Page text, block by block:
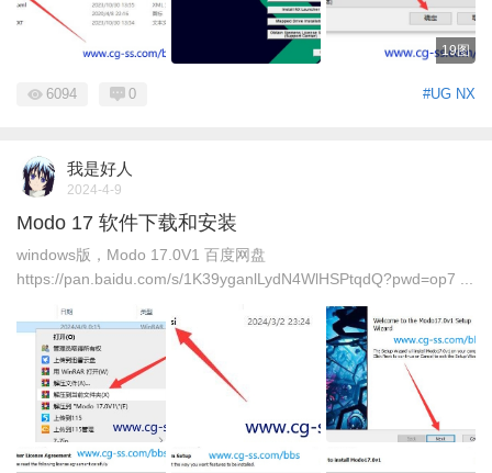
19图
#UG NX
6094 0
我是好人
2024-4-9
Modo 17 软件下载和安装
windows版，Modo 17.0V1 百度网盘
https://pan.baidu.com/s/1K39yganlLydN4WlHSPtqdQ?pwd=op7 ...